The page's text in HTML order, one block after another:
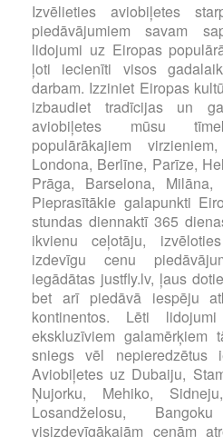
Izvēlieties aviobiļetes
piedāvājumiem savam
lidojumi uz Eiropas
ļoti iecienīti visos
darbam. Izziniet Eiropas
izbaudiet tradīcijas un
aviobiļetes mūsu
populārākajiem
Londona, Berlīne, Parīze,
Prāga, Barselona,
Pieprasītākie galapunkti
stundas diennaktī 365
ikvienu ceļotāju,
izdevīgu cenu
iegādātas justfly.lv, ļaus
bet arī piedāvā iespēju
kontinentos. Lēti
ekskluzīviem galamērķiem
sniegs vēl nepieredzētus
Aviobiļetes uz Dubaiju,
Ņujorku, Mehiko,
Losandželosu,
visizdevīgākajām cenām